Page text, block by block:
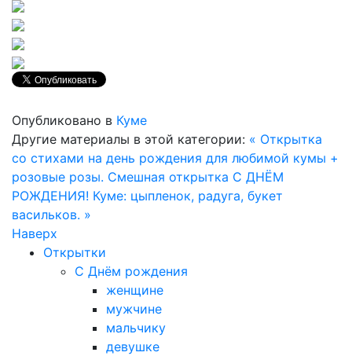
Опубликовано в Куме
Другие материалы в этой категории: « Открытка
со стихами на день рождения для любимой кумы +
розовые розы. Смешная открытка С ДНЁМ
РОЖДЕНИЯ! Куме: цыпленок, радуга, букет
васильков. »
Наверх
Открытки
С Днём рождения
женщине
мужчине
мальчику
девушке